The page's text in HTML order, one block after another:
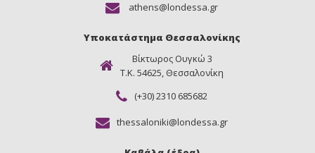
athens@londessa.gr
Υποκατάστημα Θεσσαλονίκης
Βίκτωρος Ουγκώ 3
Τ.Κ. 54625, Θεσσαλονίκη
(+30) 2310 685682
thessaloniki@londessa.gr